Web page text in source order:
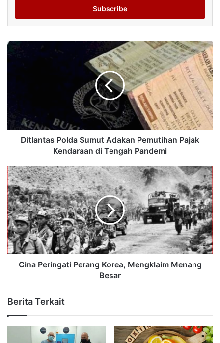
Ditlantas Polda Sumut Adakan Pemutihan Pajak
Kendaraan di Tengah Pandemi
Cina Peringati Perang Korea, Mengklaim Menang
Besar
Berita Terkait